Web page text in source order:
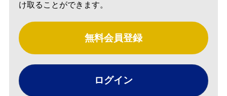
け取ることができます。
無料会員登録
ログイン